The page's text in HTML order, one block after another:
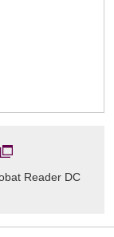
Reader DC